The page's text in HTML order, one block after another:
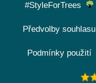
#StyleForTrees
Předvolby souhlasu
Podmínky použití